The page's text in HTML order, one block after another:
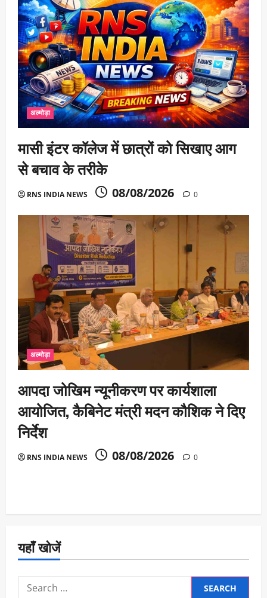
अल्मोड़ा
मासी इंटर कॉलेज में छात्रों को सिखाए आग
से बचाव के तरीके
RNS INDIA NEWS 08/08/2026 0
अल्मोड़ा
आपदा जोखिम न्यूनीकरण पर कार्यशाला
आयोजित, कैबिनेट मंत्री मदन कौशिक ने दिए
निर्देश
RNS INDIA NEWS 08/08/2026 0
यहाँ खोजें
Search